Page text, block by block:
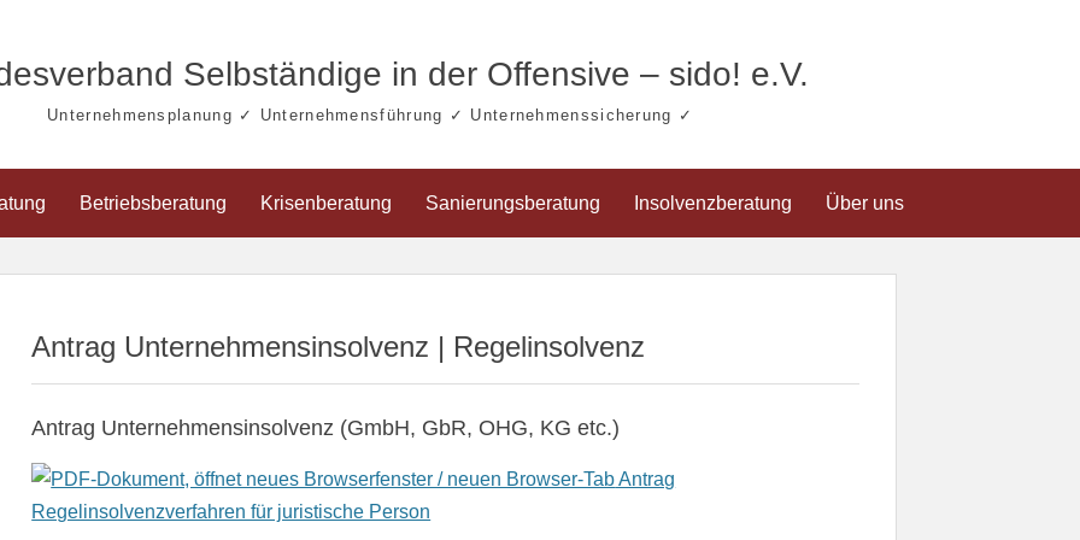
Selbständige in der Offensive – sido! e.V.
Unternehmensplanung ✓ Unternehmensführung ✓ Unternehmenssicherung ✓
Betriebsberatung Krisenberatung Sanierungsberatung Insolvenzberatung Über uns
Antrag Unternehmensinsolvenz | Regelinsolvenz
Antrag Unternehmensinsolvenz (GmbH, GbR, OHG, KG etc.)
Antrag
Regelinsolvenzverfahren für juristische Person